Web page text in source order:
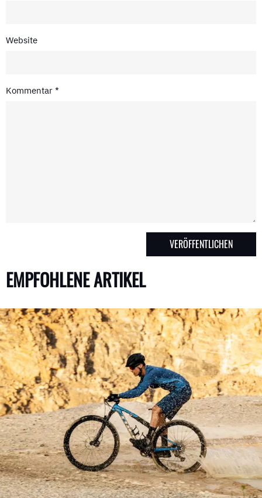
Website
Kommentar *
EMPFOHLENE ARTIKEL